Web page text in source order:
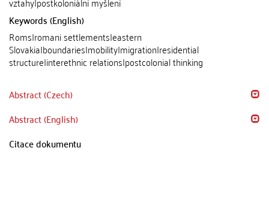
Keywords (English)
Roms|romani settlements|eastern
Slovakia|boundaries|mobility|migration|residential
structure|interethnic relations|postcolonial thinking
Abstract (Czech)
Abstract (English)
Citace dokumentu